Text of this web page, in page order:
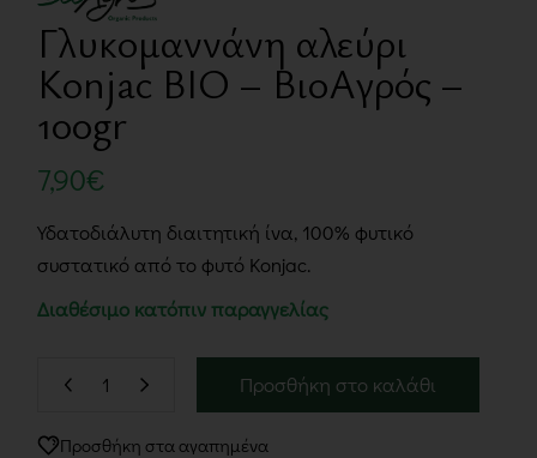
Γλυκομαννάνη αλεύρι
Konjac BIO – ΒιοΑγρός –
100gr
7,90€
Υδατοδιάλυτη διαιτητική ίνα, 100% φυτικό
συστατικό από το φυτό Konjac.
Διαθέσιμο κατόπιν παραγγελίας
Προσθήκη στο καλάθι
Προσθήκη στα αγαπημένα